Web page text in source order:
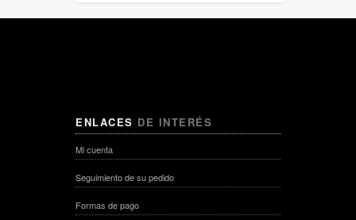
ENLACES DE INTERÉS
Mi cuenta
Seguimiento de su pedido
Formas de pago